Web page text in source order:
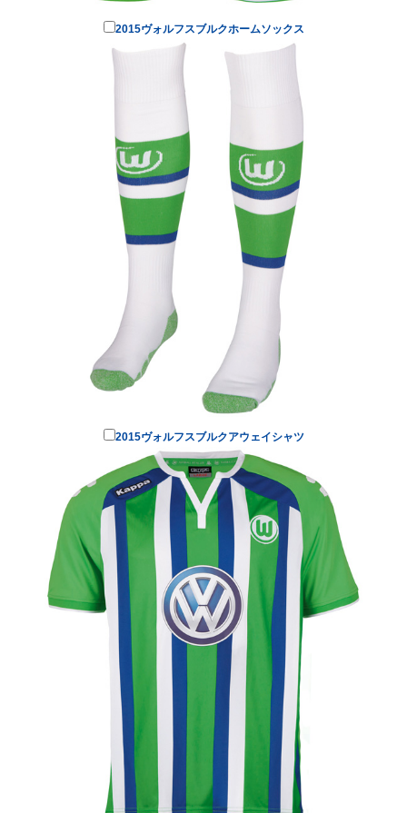
2015ヴォルフスブルクホームソックス
2015ヴォルフスブルクアウェイシャツ